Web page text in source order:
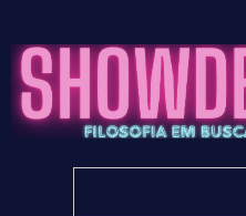
para
conteúdo